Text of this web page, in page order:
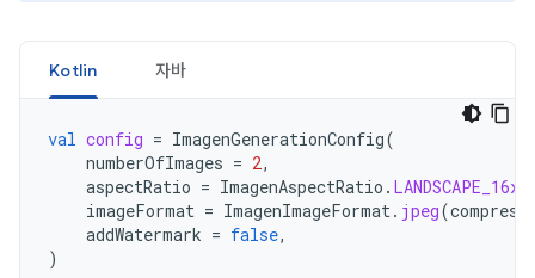
Kotlin 자바
val config = ImagenGenerationConfig(
numberOfImages = 2,
aspectRatio = ImagenAspectRatio . LANDSCAPE_16x9
imageFormat = ImagenImageFormat. jpeg(
addWatermark = false,
)